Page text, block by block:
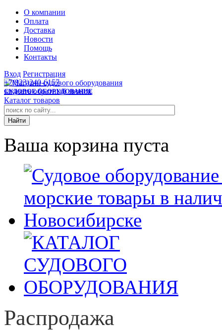
О компании
Оплата
Доставка
Новости
Помощь
Контакты
Вход Регистрация
СУДОВОЕ ОБОРУДОВАНИЕ
+7(923)240-6157
заказать обратный звонок
Каталог товаров
Ваша корзина пуста
Распродажа